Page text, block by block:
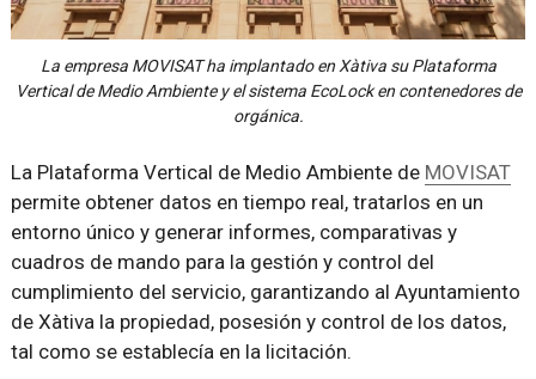
La empresa MOVISAT ha implantado en Xàtiva su Plataforma
Vertical de Medio Ambiente y el sistema EcoLock en contenedores de
orgánica.
La Plataforma Vertical de Medio Ambiente de MOVISAT
permite obtener datos en tiempo real, tratarlos en un
entorno único y generar informes, comparativas y
cuadros de mando para la gestión y control del
cumplimiento del servicio, garantizando al Ayuntamiento
de Xàtiva la propiedad, posesión y control de los datos,
tal como se establecía en la licitación.